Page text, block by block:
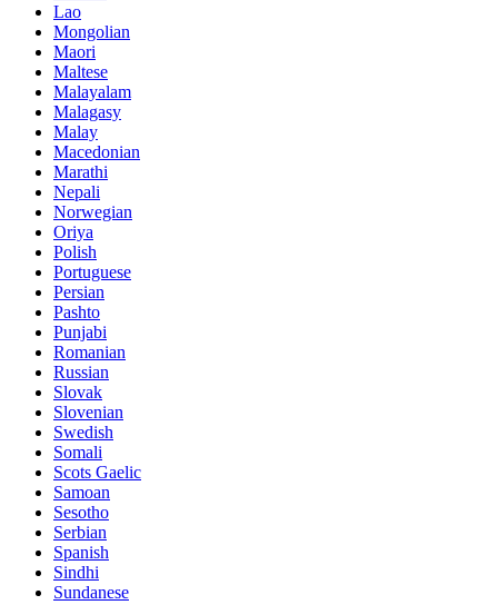
Lao
Mongolian
Maori
Maltese
Malayalam
Malagasy
Malay
Macedonian
Marathi
Nepali
Norwegian
Oriya
Polish
Portuguese
Persian
Pashto
Punjabi
Romanian
Russian
Slovak
Slovenian
Swedish
Somali
Scots Gaelic
Samoan
Sesotho
Serbian
Spanish
Sindhi
Sundanese